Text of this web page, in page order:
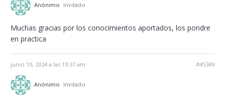
Anónimo Invitado
Muchas gracias por los conocimientos aportados, los pondre
en practica
junio 10, 2024 a las 10:37 am #45349
Anónimo Invitado